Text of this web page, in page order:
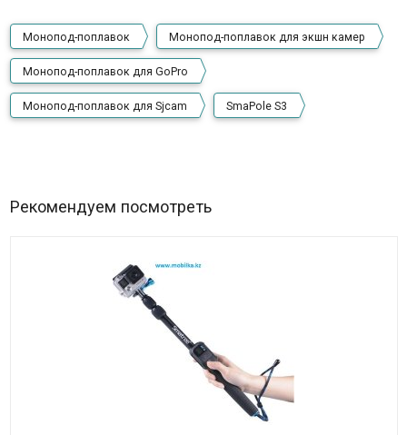
Монопод-поплавок Монопод-поплавок для экшн камер
Монопод-поплавок для GoPro
Монопод-поплавок для Sjcam SmaPole S3
Рекомендуем посмотреть